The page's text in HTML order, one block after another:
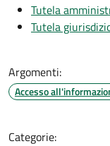
Tutela
Tutela
Argomenti:
Accesso
Categorie: